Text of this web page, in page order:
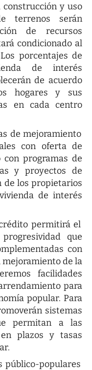
y uso
terrenos serán
de recursos
condicionado al
porcentajes de
de interés
de acuerdo
hogares y sus
en cada centro
de mejoramiento
con oferta de
programas de
y proyectos de
de los propietarios
de interés
permitirá el
que
con
mejoramiento de la
facilidades
para
popular. Para
sistemas
permitan a las
plazos y tasas
público-populares